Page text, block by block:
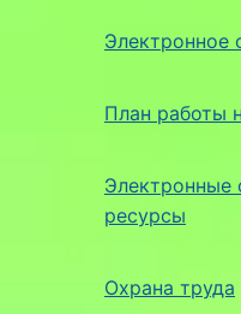
Электронное
План работы
Электронные
ресурсы
Охрана труда